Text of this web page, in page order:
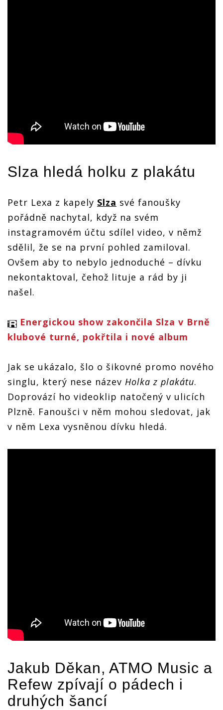
Slza hledá holku z plakátu
Petr Lexa z kapely Slza své fanoušky
pořádně nachytal, když na svém
instagramovém účtu sdílel video, v němž
sdělil, že se na první pohled zamiloval.
Ovšem aby to nebylo jednoduché – dívku
nekontaktoval, čehož lituje a rád by ji
našel.
Energickou show zakončila Slza v Brně
klubové turné, pokřtila i nové album
Jak se ukázalo, šlo o šikovné promo nového
singlu, který nese název Holka z plakátu.
Doprovází ho videoklip natočený v ulicích
Plzně. Fanoušci v něm mohou sledovat, jak
v něm Lexa vysněnou dívku hledá.
Jakub Děkan, ATMO Music a
Refew zpívají o pádech i
druhých šancí